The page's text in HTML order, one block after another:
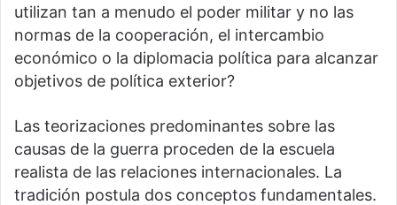
utilizan tan a menudo el poder militar y no las
normas de la cooperación, el intercambio
económico o la diplomacia política para alcanzar
objetivos de política exterior?
Las teorizaciones predominantes sobre las
causas de la guerra proceden de la escuela
realista de las relaciones internacionales. La
tradición postula dos conceptos fundamentales.